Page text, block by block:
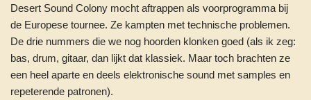
Desert Sound Colony mocht aftrappen als voorprogramma bij
de Europese tournee. Ze kampten met technische problemen.
De drie nummers die we nog hoorden klonken goed (als ik zeg:
bas, drum, gitaar, dan lijkt dat klassiek. Maar toch brachten ze
een heel aparte en deels elektronische sound met samples en
repeterende patronen).